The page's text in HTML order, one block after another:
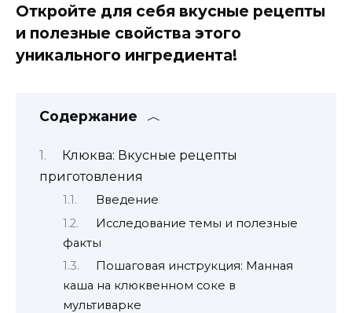
Откройте для себя вкусные рецепты
и полезные свойства этого
уникального ингредиента!
Содержание
Клюква: Вкусные рецепты
приготовления
Введение
Исследование темы и полезные
факты
Пошаговая инструкция: Манная
каша на клюквенном соке в
мультиварке